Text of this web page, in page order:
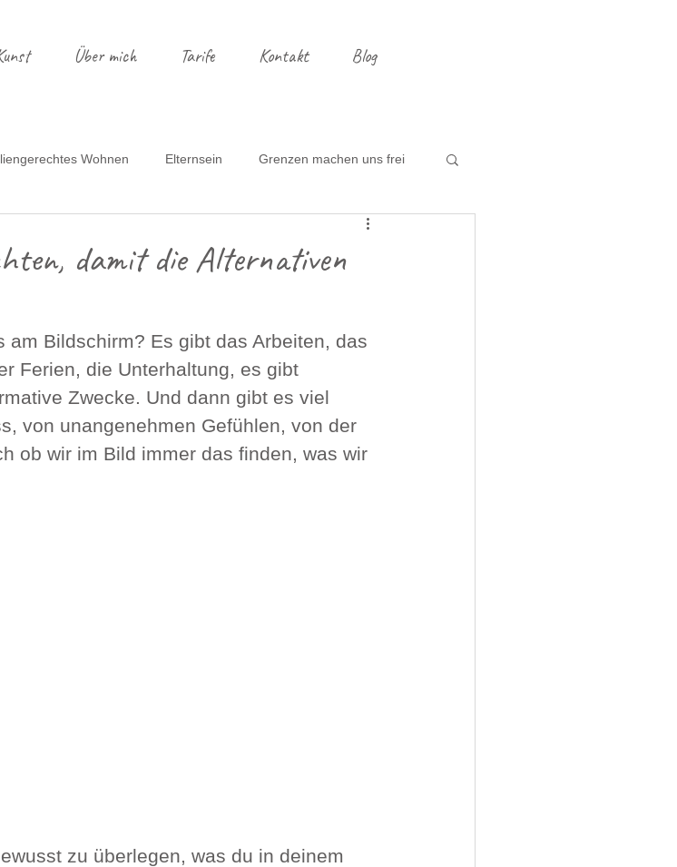
Über mich Tarife Kontakt Blog
Wohnen Elternsein Grenzen machen uns frei
Entrümpeln
damit die Alternativen
Bildschirm? Es gibt das Arbeiten, das
Ferien, die Unterhaltung, es gibt
Zwecke. Und dann gibt es viel
von unangenehmen Gefühlen, von der
ob wir im Bild immer das finden, was wir
zu überlegen, was du in deinem